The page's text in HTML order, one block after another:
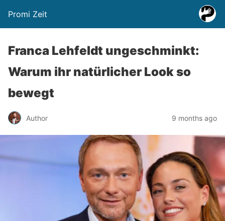
Promi Zeit
Franca Lehfeldt ungeschminkt:
Warum ihr natürlicher Look so
bewegt
Author 9 months ago